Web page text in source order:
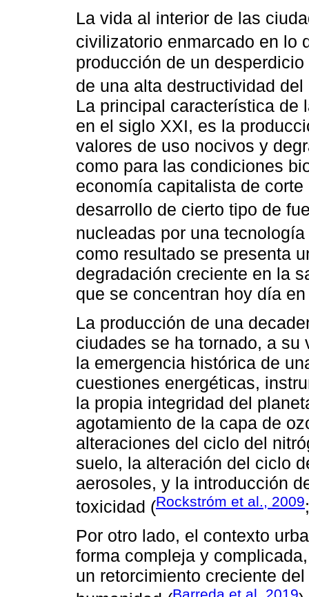
La vida al interior de las
civilizatorio enmarcado en lo
producción de un
de una alta destructividad
La principal característica de
en el siglo XXI, es la
valores de uso nocivos y
como para las condiciones
economía capitalista de
desarrollo de cierto tipo de
nucleadas por una
como resultado se presenta
degradación creciente en la
que se concentran hoy día
La producción de una
ciudades se ha tornado, a
la emergencia histórica de
cuestiones energéticas,
la propia integridad del
agotamiento de la capa de
alteraciones del ciclo del
suelo, la alteración del ciclo
aerosoles, y la introducción
toxicidad (Rockstróm et al., 2009
Por otro lado, el contexto
forma compleja y
un retorcimiento creciente